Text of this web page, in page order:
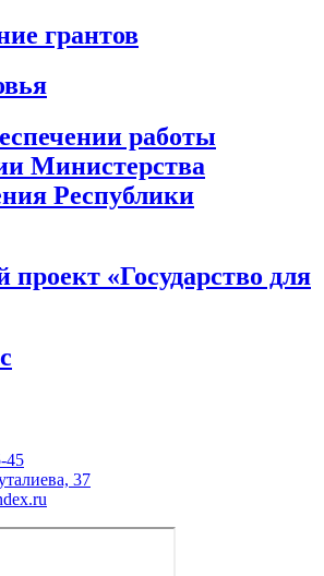
грантов
работы
Министерства
Республики
«Государство для
45
37